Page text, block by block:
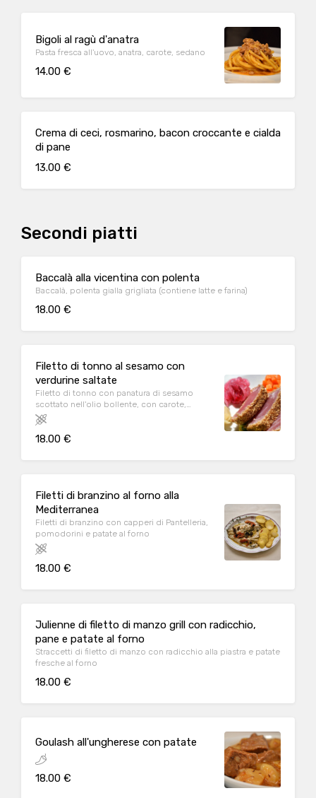
Bigoli al ragù d'anatra
Pasta fresca all'uovo, anatra, carote, sedano
14.00 €
Crema di ceci, rosmarino, bacon croccante e cialda
di pane
13.00 €
Secondi piatti
Baccalà alla vicentina con polenta
Baccalà, polenta gialla grigliata (contiene latte e farina)
18.00 €
Filetto di tonno al sesamo con
verdurine saltate
Filetto di tonno con panatura di sesamo
scottato nell'olio bollente, con carote,
zucchine, zenzero e cipolla marinata
18.00 €
Filetti di branzino al forno alla
Mediterranea
Filetti di branzino con capperi di Pantelleria,
pomodorini e patate al forno
18.00 €
Julienne di filetto di manzo grill con radicchio,
pane e patate al forno
Straccetti di filetto di manzo con radicchio alla piastra e patate
fresche al forno
18.00 €
Goulash all'ungherese con patate
18.00 €